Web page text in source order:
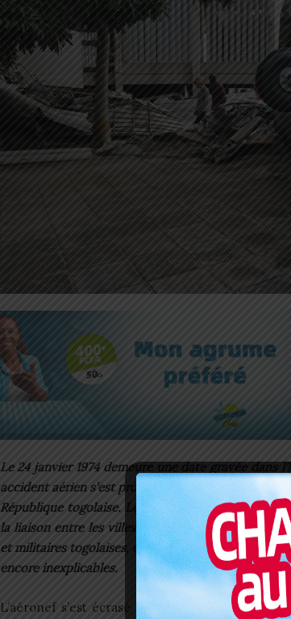
Le 24 janvier 1974 demeure une date gravée dans
accident aérien s’est produit près de la petite
République togolaise. Les circonstances de
la liaison entre les villes de Lomé et Pya et
et militaires togolaises, dont le président de la
encore inexplicables.
L’aéronef s’est écrasé en pleine brousse.